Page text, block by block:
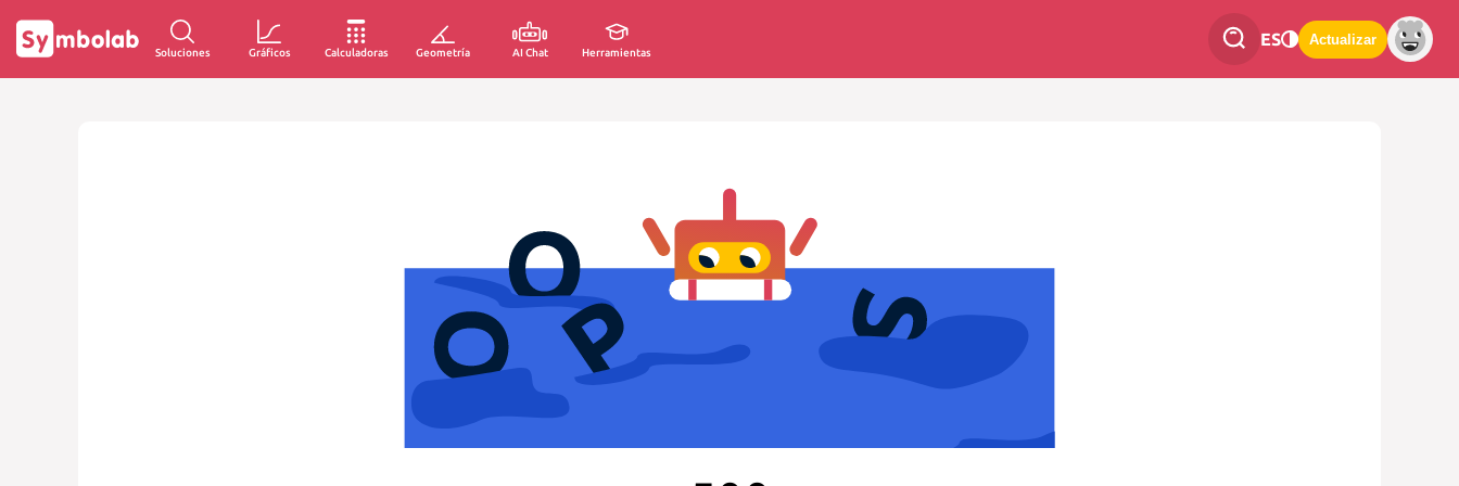
Soluciones Gráficos Calculadoras Geometría AI Chat Herramientas
ES Actualizar